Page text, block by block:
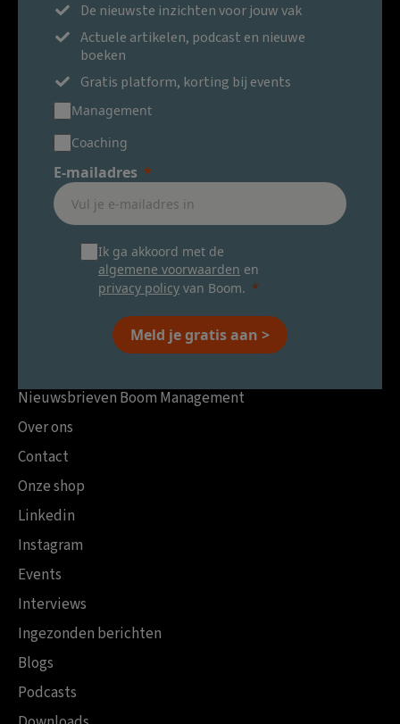
De nieuwste inzichten voor jouw vak
Actuele artikelen, podcast en nieuwe
boeken
Gratis platform, korting bij events
Management
Coaching
E-mailadres
Ik ga akkoord met de
algemene voorwaarden en
privacy policy van Boom.
Meld je gratis aan >
Nieuwsbrieven Boom Management
Over ons
Contact
Onze shop
Linkedin
Instagram
Events
Interviews
Ingezonden berichten
Blogs
Podcasts